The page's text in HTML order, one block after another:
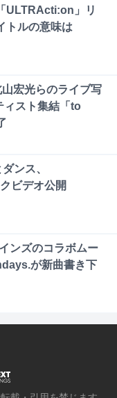
ULTRActi:on」リ
トルの意味は
宏光らのライブ写
ィスト集結「to
ンス、
ビデオ公開
ンズのコラボムー
が新曲書き下